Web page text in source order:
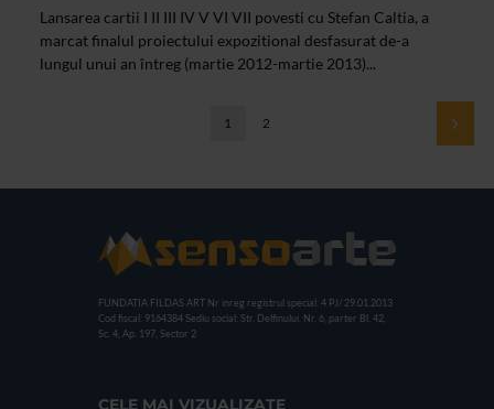
Lansarea cartii I II III IV V VI VII povesti cu Stefan Caltia, a
marcat finalul proiectului expozitional desfasurat de-a
lungul unui an întreg (martie 2012-martie 2013)...
1 2
FUNDATIA FILDAS ART Nr inreg registrul special: 4 PJ/ 29.01.2013
Cod fiscal: 9164384 Sediu social: Str. Delfinului, Nr. 6, parter Bl. 42,
Sc. 4, Ap. 197, Sector 2
CELE MAI VIZUALIZATE